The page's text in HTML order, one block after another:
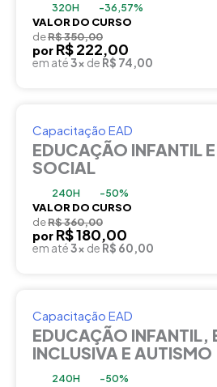
320H -36,57%
VALOR DO CURSO
deR$ 350,00
por R$ 222,00
em até3x de R$ 74,00
Capacitação EAD
EDUCAÇÃO INFANTIL
SOCIAL
240H -50%
VALOR DO CURSO
deR$ 360,00
por R$ 180,00
em até3x de R$ 60,00
Capacitação EAD
EDUCAÇÃO INFANTIL,
INCLUSIVA E AUTISMO
240H -50%